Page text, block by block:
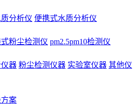
分析仪 便携式水质分析仪
粉尘检测仪 pm2.5pm10检测仪
器 粉尘检测仪器 实验室仪器 其他仪
案